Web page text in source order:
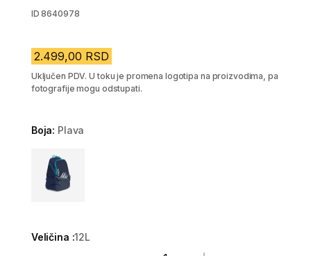
ID 8640978
2.499,00 RSD
Uključen PDV. U toku je promena logotipa na proizvodima, pa
fotografije mogu odstupati.
Boja: Plava
Choose a variant
Veličina :12L